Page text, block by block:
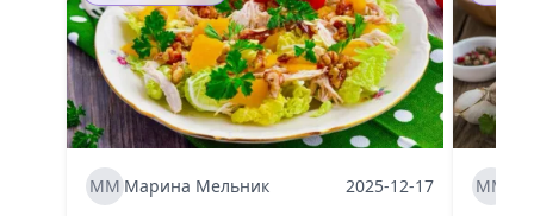
ММ Марина Мельник 2025-12-17 ММ